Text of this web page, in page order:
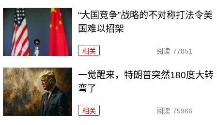
“大国竞争”战略的不对称打法令美
国难以招架
相关 阅读 77851
一觉醒来，特朗普突然180度大转
弯了
相关 阅读 75966